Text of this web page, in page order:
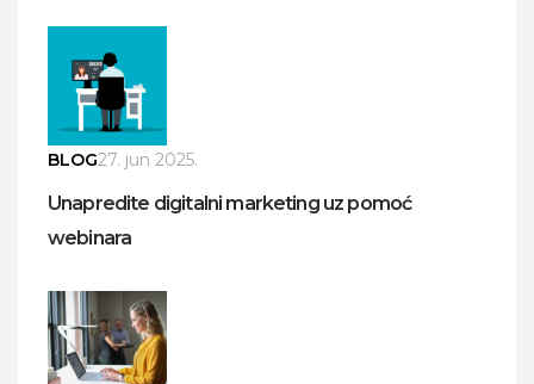
BLOG27. jun 2025.
Unapredite digitalni marketing uz pomoć
webinara